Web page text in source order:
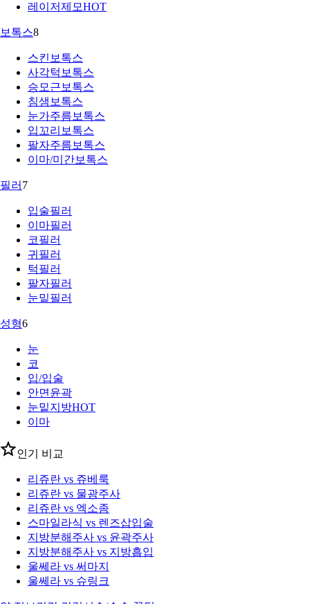
레이저제모HOT
보톡스8
스킨보톡스
사각턱보톡스
승모근보톡스
침샘보톡스
눈가주름보톡스
입꼬리보톡스
팔자주름보톡스
이마/미간보톡스
필러 7
입술필러
이마필러
코필러
귀필러
턱필러
팔자필러
눈밑필러
성형6
눈
코
입/입술
안면윤곽
눈밑지방HOT
이마
인기 비교
리쥬란 vs 쥬베룩
리쥬란 vs 물광주사
리쥬란 vs 엑소좀
스마일라식 vs 렌즈삽입술
지방분해주사 vs 윤곽주사
지방분해주사 vs 지방흡입
울쎄라 vs 써마지
울쎄라 vs 슈링크